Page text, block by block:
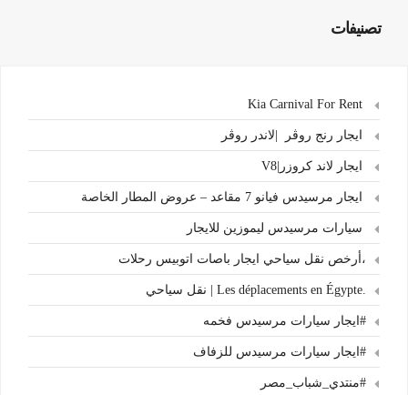
تصنيفات
ايجار رنج روڤر |لاندر روڤر
ايجار لاند كروزر|V8
ايجار مرسيدس فيانو 7 مقاعد – عروض المطار الخاصة
سيارات مرسيدس ليموزين للايجار
،أرخص نقل سياحي ايجار باصات اتوبيس رحلات
.Les déplacements en Égypte | نقل سياحي
#ايجار سيارات مرسيدس فخمه
#ايجار سيارات مرسيدس للزفاف
#منتدي_شباب_مصر